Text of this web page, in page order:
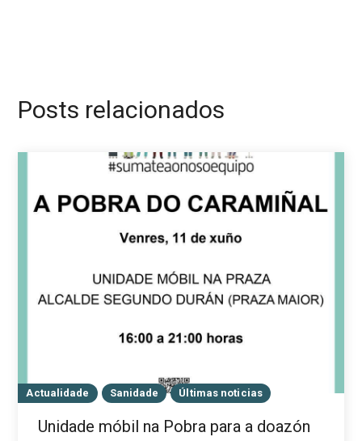
Posts relacionados
Actualidade Sanidade Últimas noticias
Unidade móbil na Pobra para a doazón